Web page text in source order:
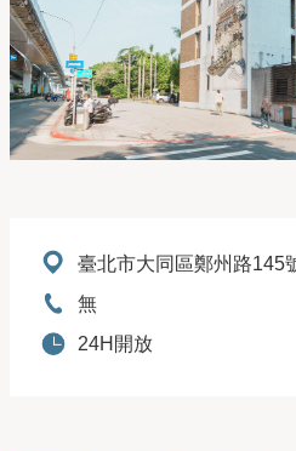
地址：臺北市大同區鄭州路145
電話：
無
開放時間：
24H開放